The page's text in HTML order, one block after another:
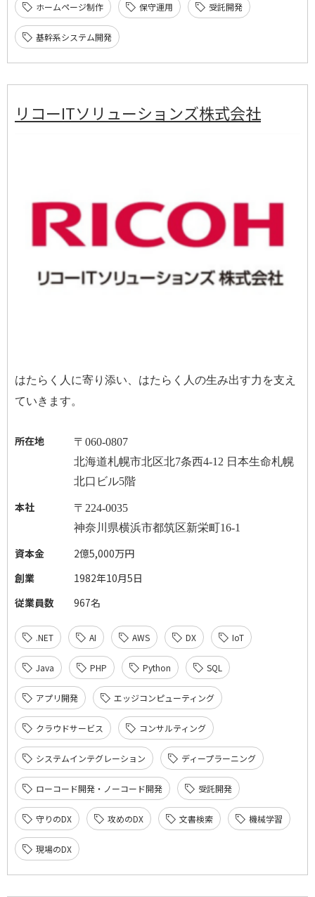
ホームページ制作 保守運用 受託開発
基幹系システム開発
リコーITソリューションズ株式会社
はたらく人に寄り添い、はたらく人の生み出す力を支え
ていきます。
所在地 〒 060-0807
北海道札幌市北区北7条西4-12 日本生命札幌
北口ビル5階
本社 〒 224-0035
神奈川県横浜市都筑区新栄町16-1
資本金
2億5,000万円
創業
1982年10月5日
従業員数
967名
.NET AI AWS DX IoT
Java PHP Python SQL
アプリ開発 エッジコンピューティング
クラウドサービス コンサルティング
システムインテグレーション ディープラーニング
ローコード開発・ノーコード開発 受託開発
守りのDX 攻めのDX 文書検索 機械学習
現場のDX